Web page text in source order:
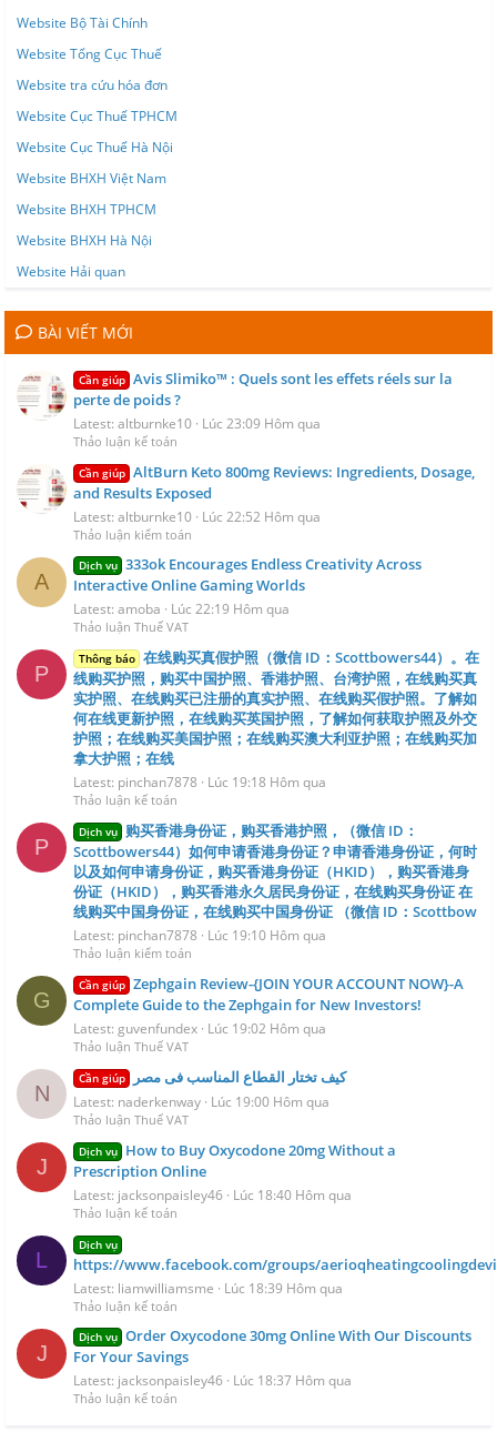
Website Bộ Tài Chính
Website Tổng Cục Thuế
Website tra cứu hóa đơn
Website Cục Thuế TPHCM
Website Cục Thuế Hà Nội
Website BHXH Việt Nam
Website BHXH TPHCM
Website BHXH Hà Nội
Website Hải quan
BÀI VIẾT MỚI
Cần giúp Avis Slimiko™ : Quels sont les effets réels sur la
perte de poids ?
Latest: altburnke10 Lúc 23:09 Hôm qua
Thảo luận kế toán
Cần giúp AltBurn Keto 800mg Reviews: Ingredients, Dosage,
and Results Exposed
Latest: altburnke10 Lúc 22:52 Hôm qua
Thảo luận kiểm toán
A
Dịch vụ 333ok Encourages Endless Creativity Across
Interactive Online Gaming Worlds
Latest: amoba Lúc 22:19 Hôm qua
Thảo luận Thuế VAT
P
Thông báo 在线购买真假护照（微信 ID：Scottbowers44）。在
线购买护照，购买中国护照、香港护照、台湾护照，在线购买真
实护照、在线购买已注册的真实护照、在线购买假护照。了解如
何在线更新护照，在线购买英国护照，了解如何获取护照及外交
护照；在线购买美国护照；在线购买澳大利亚护照；在线购买加
拿大护照；在线
Latest: pinchan7878 Lúc 19:18 Hôm qua
Thảo luận kế toán
P
Dịch vụ 购买香港身份证，购买香港护照，（微信 ID：
Scottbowers44）如何申请香港身份证？申请香港身份证，何时
以及如何申请身份证，购买香港身份证（HKID），购买香港身
份证（HKID），购买香港永久居民身份证，在线购买身份证 在
线购买中国身份证，在线购买中国身份证 （微信 ID：Scottbow
Latest: pinchan7878 Lúc 19:10 Hôm qua
Thảo luận kiểm toán
G
Cần giúp Zephgain Review-{JOIN YOUR ACCOUNT NOW}-A
Complete Guide to the Zephgain for New Investors!
Latest: guvenfundex Lúc 19:02 Hôm qua
Thảo luận Thuế VAT
N
Cần giúp كيف تختار القطاع المناسب فى مصر
Latest: naderkenway Lúc 19:00 Hôm qua
Thảo luận Thuế VAT
J
Dịch vụ How to Buy Oxycodone 20mg Without a
Prescription Online
Latest: jacksonpaisley46 Lúc 18:40 Hôm qua
Thảo luận kế toán
L
Dịch vụ
https://www.facebook.com/groups/
Latest: liamwilliamsme Lúc 18:39 Hôm qua
Thảo luận kế toán
J
Dịch vụ Order Oxycodone 30mg Online With Our Discounts
For Your Savings
Latest: jacksonpaisley46 Lúc 18:37 Hôm qua
Thảo luận kế toán